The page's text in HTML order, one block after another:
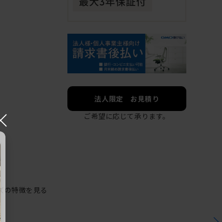
法人限定 お見積り
ご希望に応じて承ります。
の特徴を見る